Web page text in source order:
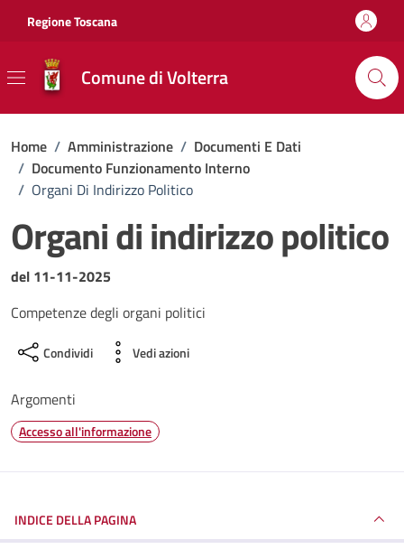
Regione Toscana
Comune di Volterra
Home / Amministrazione / Documenti E Dati
/ Documento Funzionamento Interno
/ Organi Di Indirizzo Politico
Organi di indirizzo politico
Dettagli del documento
del 11-11-2025
Competenze degli organi politici
Condividi Vedi azioni
Argomenti
Accesso all'informazione
INDICE DELLA PAGINA